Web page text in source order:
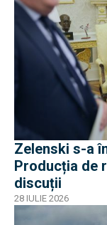
Zelenski s-a
Producția de
discuții
28 IULIE 2026